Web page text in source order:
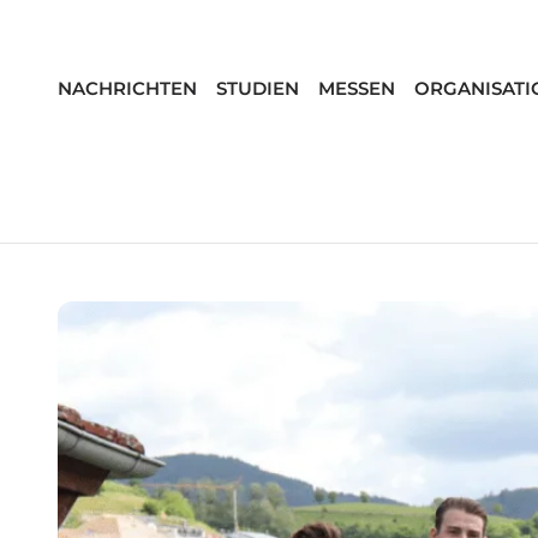
NACHRICHTEN STUDIEN MESSEN